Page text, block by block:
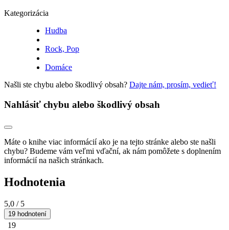
Kategorizácia
Hudba
Rock, Pop
Domáce
Našli ste chybu alebo škodlivý obsah? Dajte nám, prosím, vedieť!
Nahlásiť chybu alebo škodlivý obsah
Máte o knihe viac informácií ako je na tejto stránke alebo ste našli
chybu? Budeme vám veľmi vďační, ak nám pomôžete s doplnením
informácií na našich stránkach.
Hodnotenia
5,0 / 5
19 hodnotení
19